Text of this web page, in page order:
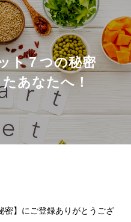
ト７つの秘密
あなたへ！
密】にご登録ありがとうござ